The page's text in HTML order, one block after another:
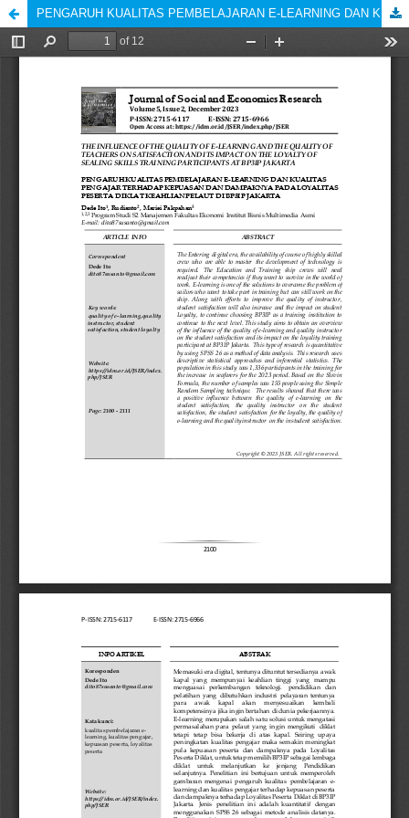
PENGARUH KUALITAS PEMBELAJARAN E-LEARNING DAN KUALITAS PENGAJAR TERHADAP KEPUASAN DAN DAMPAKNYA PADA LOYALITAS PESERTA DIKLAT KEAHLIAN PELAUT DI BP3IP JAKARTA